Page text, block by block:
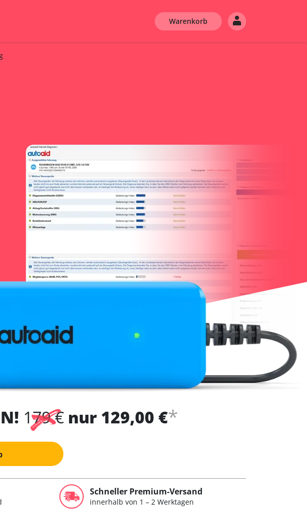
Warenkorb
179 € nur 129,00 €*
Schneller Premium-Versand
innerhalb von 1 – 2 Werktagen